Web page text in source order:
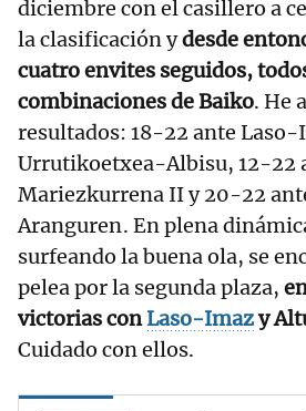
diciembre con el casillero a
la clasificación ydesde
cuatro envites seguidos,
combinaciones de Baiko. He
resultados: 18-22 ante
Urrutikoetxea-Albisu, 12-22
Mariezkurrena II y 20-22
Aranguren . En plena
surfeando la buena ola, se
pelea por la segunda plaza,
victorias conLaso-Imazy
Cuidado con ellos.